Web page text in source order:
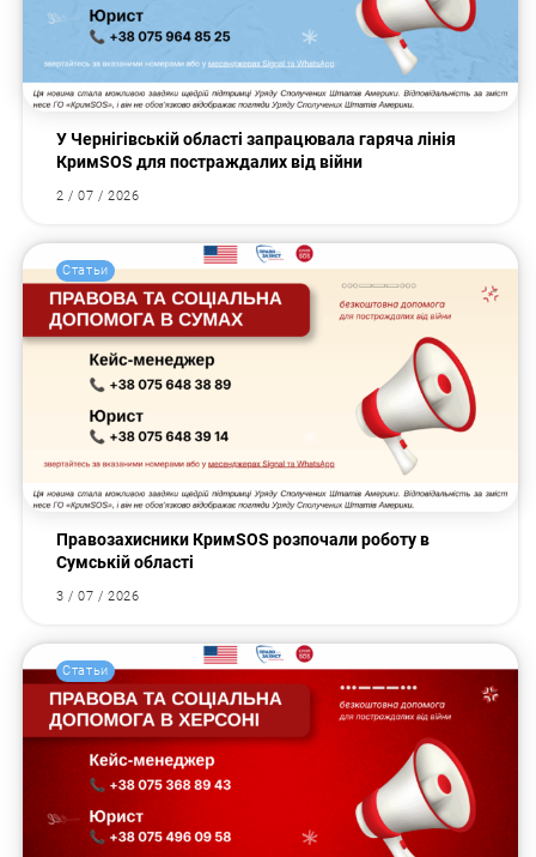
У Чернігівській області запрацювала гаряча лінія
КримSOS для постраждалих від війни
2 / 07 / 2026
Статьи
Правозахисники КримSOS розпочали роботу в
Сумській області
3 / 07 / 2026
Статьи